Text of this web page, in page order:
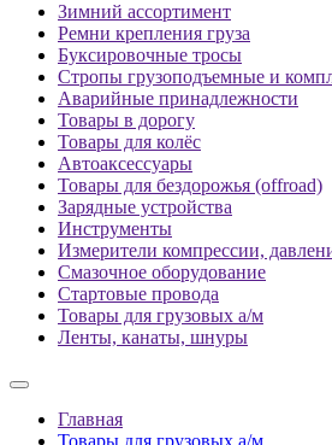
Зимний ассортимент
Ремни крепления груза
Буксировочные тросы
Стропы грузоподъемные и
Аварийные принадлежности
Товары в дорогу
Товары для колёс
Автоаксессуары
Товары для бездорожья (offroad)
Зарядные устройства
Инструменты
Измерители компрессии,
Смазочное оборудование
Стартовые провода
Товары для грузовых а/м
Ленты, канаты, шнуры
Главная
Товары для грузовых а/м